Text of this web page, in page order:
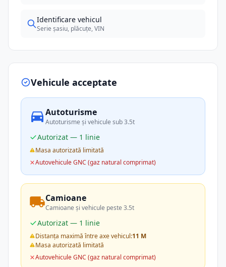
Identificare vehicul
Serie șasiu, plăcuțe, VIN
Vehicule acceptate
Autoturisme
Autoturisme și vehicule sub 3.5t
Autorizat — 1 linie
Masa autorizată limitată
Autovehicule GNC (gaz natural comprimat)
Camioane
Camioane și vehicule peste 3.5t
Autorizat — 1 linie
Distanța maximă între axe vehicul:11 M
Masa autorizată limitată
Autovehicule GNC (gaz natural comprimat)